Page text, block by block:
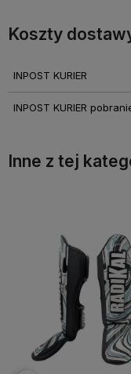
Koszty
INPOST KURIER
INPOST KURIER
Inne z tej